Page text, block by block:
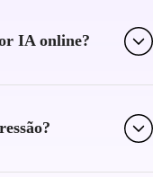
IA online?